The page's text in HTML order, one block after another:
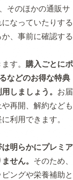
そのほかの通販サ
なっていたりする
、事前に確認する
す。 購入ごとにポ
などのお得な特典
しましょう。 お届
再開、解約なども
利用できます。
明らかにプレミア
せん。 そのため、
ングや栄養補助と